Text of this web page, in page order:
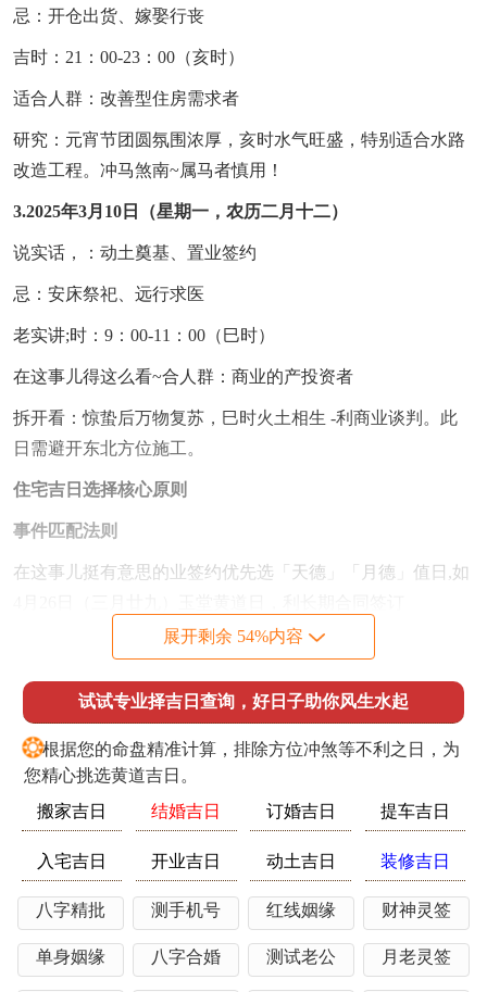
忌：开仓出货、嫁娶行丧
吉时：21：00-23：00（亥时）
适合人群：改善型住房需求者
研究：元宵节团圆氛围浓厚，亥时水气旺盛，特别适合水路
改造工程。冲马煞南~属马者慎用！
3.2025年3月10日（星期一，农历二月十二）
说实话，：动土奠基、置业签约
忌：安床祭祀、远行求医
老实讲;时：9：00-11：00（巳时）
在这事儿得这么看~合人群：商业的产投资者
拆开看：惊蛰后万物复苏，巳时火土相生 -利商业谈判。此
日需避开东北方位施工。
住宅吉日选择核心原则
事件匹配法则
在这事儿挺有意思的业签约优先选「天德」「月德」值日,如
装修动土需契合「三合」时辰，比方说5月1日（三月廿四）
搬家入宅首选「成日」「满日」、如8月22日（七月初六）天
仓星照，适合粮油米面先行入户
时空平衡要点
在这事儿得这么看，南太岁位全年忌堆放杂物，可于吉日安
置泰山石化解
西北岁破方宜保持通透~择吉日悬挂祥安阁五帝钱增强气场
东方三煞区域避免在寅、卯、辰日进行拆改
全流程操作指南
展开剩余 54%内容
试试专业择吉日查询，好日子助你风生水起
❂根据您的命盘精准计算，排除方位冲煞等不利之日，为
您精心挑选黄道吉日。
搬家吉日
结婚吉日 订婚吉日 提车吉日
入宅吉日 开业吉日 动土吉日 装修吉日
八字精批 测手机号 红线姻缘 财神灵签
单身姻缘 八字合婚 测试老公 月老灵签